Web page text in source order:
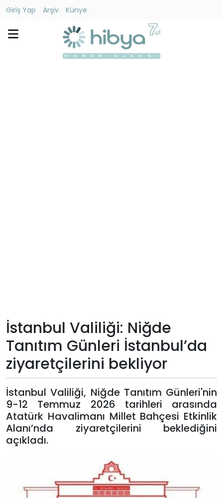
Giriş Yap Arşiv
Künye
Künye
Giriş
Yap
İstanbul Valiliği: Niğde
Tanıtım Günleri İstanbul’da
ziyaretçilerini bekliyor
İstanbul Valiliği, Niğde Tanıtım Günleri'nin
9-12 Temmuz 2026 tarihleri arasında
Atatürk Havalimanı Millet Bahçesi Etkinlik
Alanı’nda ziyaretçilerini beklediğini
açıkladı.